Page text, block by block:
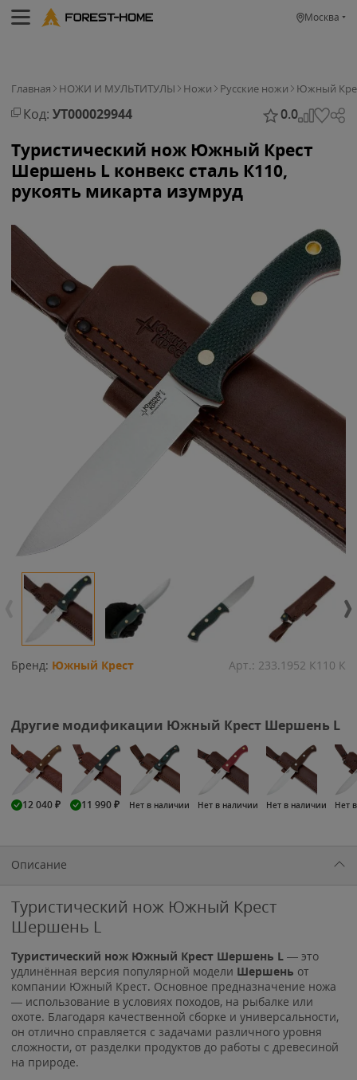
Москва
Главная НОЖИ И МУЛЬТИТУЛЫ Ножи Русские ножи Южный
Код: УТ000029944 0.0
Туристический нож Южный Крест
Шершень L конвекс сталь К110,
рукоять микарта изумруд
Бренд: Южный Крест Арт.: 233.1952 К110 К
Другие модификации Южный Крест Шершень L
12 040₽ 11 990₽ Нет в наличии Нет в наличии Нет в наличии Нет
Описание
Туристический нож Южный Крест
Шершень L
Туристический нож Южный Крест Шершень L — это
удлинённая версия популярной модели Шершень от
компании Южный Крест. Основное предназначение ножа
— использование в условиях походов, на рыбалке или
охоте. Благодаря качественной сборке и универсальности,
он отлично справляется с задачами различного уровня
сложности, от разделки продуктов до работы с древесиной
на природе.